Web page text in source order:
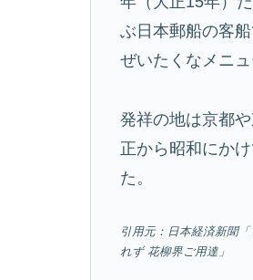
ぶ日本郵船の客
ぜいたくなメニ
発祥の地は京都
正から昭和にか
た。
引用元：日本経済新聞
れず 花柳界ご用達」